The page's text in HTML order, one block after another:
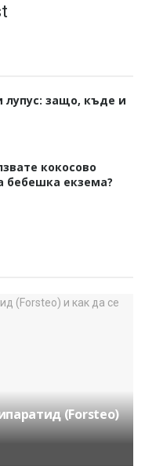
лупус: защо, къде и
кокосово
бебешка екзема?
(Forsteo)